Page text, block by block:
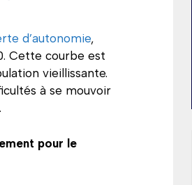
d’autonomie,
Cette courbe est
vieillissante.
à se mouvoir
pour le